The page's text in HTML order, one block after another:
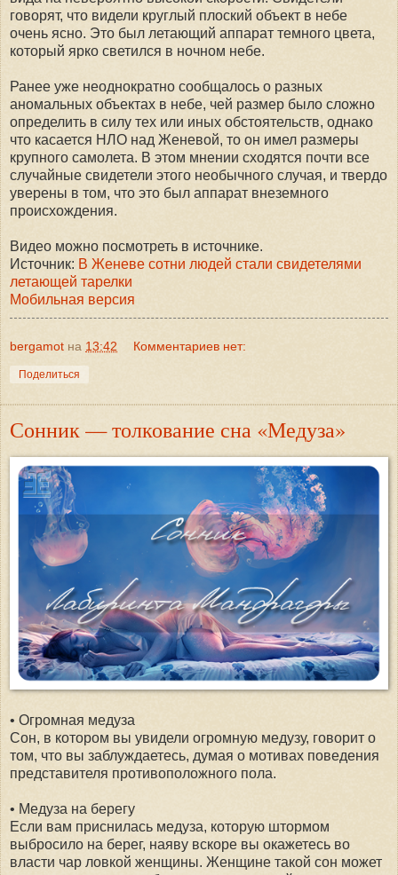
говорят, что видели круглый плоский объект в небе
очень ясно. Это был летающий аппарат темного цвета,
который ярко светился в ночном небе.
Ранее уже неоднократно сообщалось о разных
аномальных объектах в небе, чей размер было сложно
определить в силу тех или иных обстоятельств, однако
что касается НЛО над Женевой, то он имел размеры
крупного самолета. В этом мнении сходятся почти все
случайные свидетели этого необычного случая, и твердо
уверены в том, что это был аппарат внеземного
происхождения.
Видео можно посмотреть в источнике.
Источник: В Женеве сотни людей стали свидетелями
летающей тарелки
Мобильная версия
bergamot на 13:42 Комментариев нет:
Поделиться
Сонник — толкование сна «Медуза»
• Огромная медуза
Сон, в котором вы увидели огромную медузу, говорит о
том, что вы заблуждаетесь, думая о мотивах поведения
представителя противоположного пола.
• Медуза на берегу
Если вам приснилась медуза, которую штормом
выбросило на берег, наяву вскоре вы окажетесь во
власти чар ловкой женщины. Женщине такой сон может